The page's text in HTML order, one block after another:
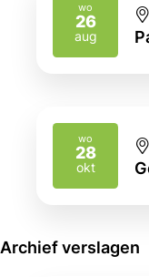
wo
26
aug
2026
wo
28
okt
2026
Archief verslagen